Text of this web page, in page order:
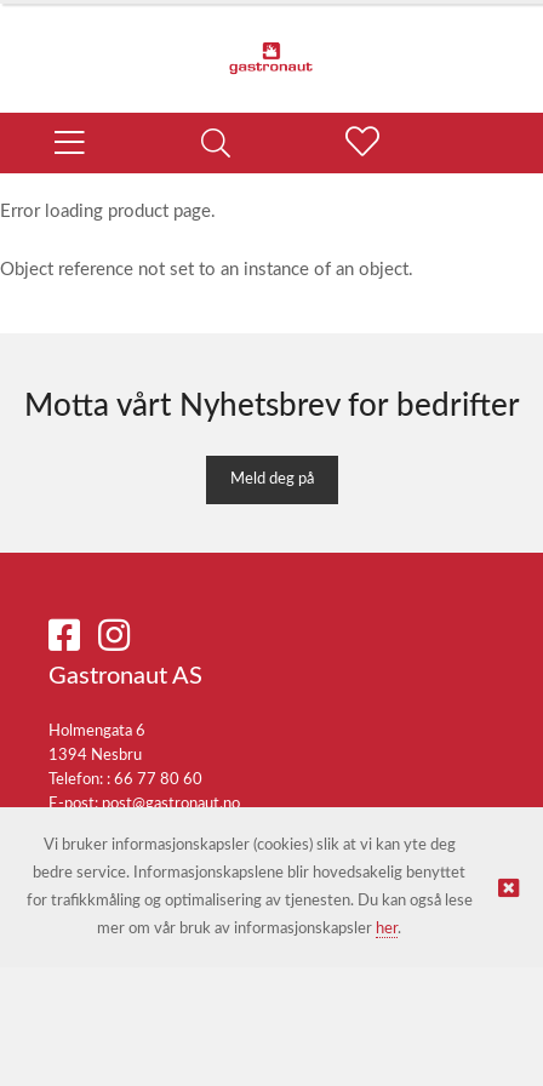
Error loading product page.
Object reference not set to an instance of an object.
Motta vårt Nyhetsbrev for bedrifter
Meld deg på
Gastronaut AS
Holmengata 6
1394 Nesbru
Telefon: : 66 77 80 60
E-post:post@gastronaut.no
© Gastronaut AS | Nettbutikk levert av Kréatif
Vi bruker informasjonskapsler (cookies) slik at vi kan yte deg
bedre service. Informasjonskapslene blir hovedsakelig benyttet
for trafikkmåling og optimalisering av tjenesten. Du kan også lese
mer om vår bruk av informasjonskapsler her.